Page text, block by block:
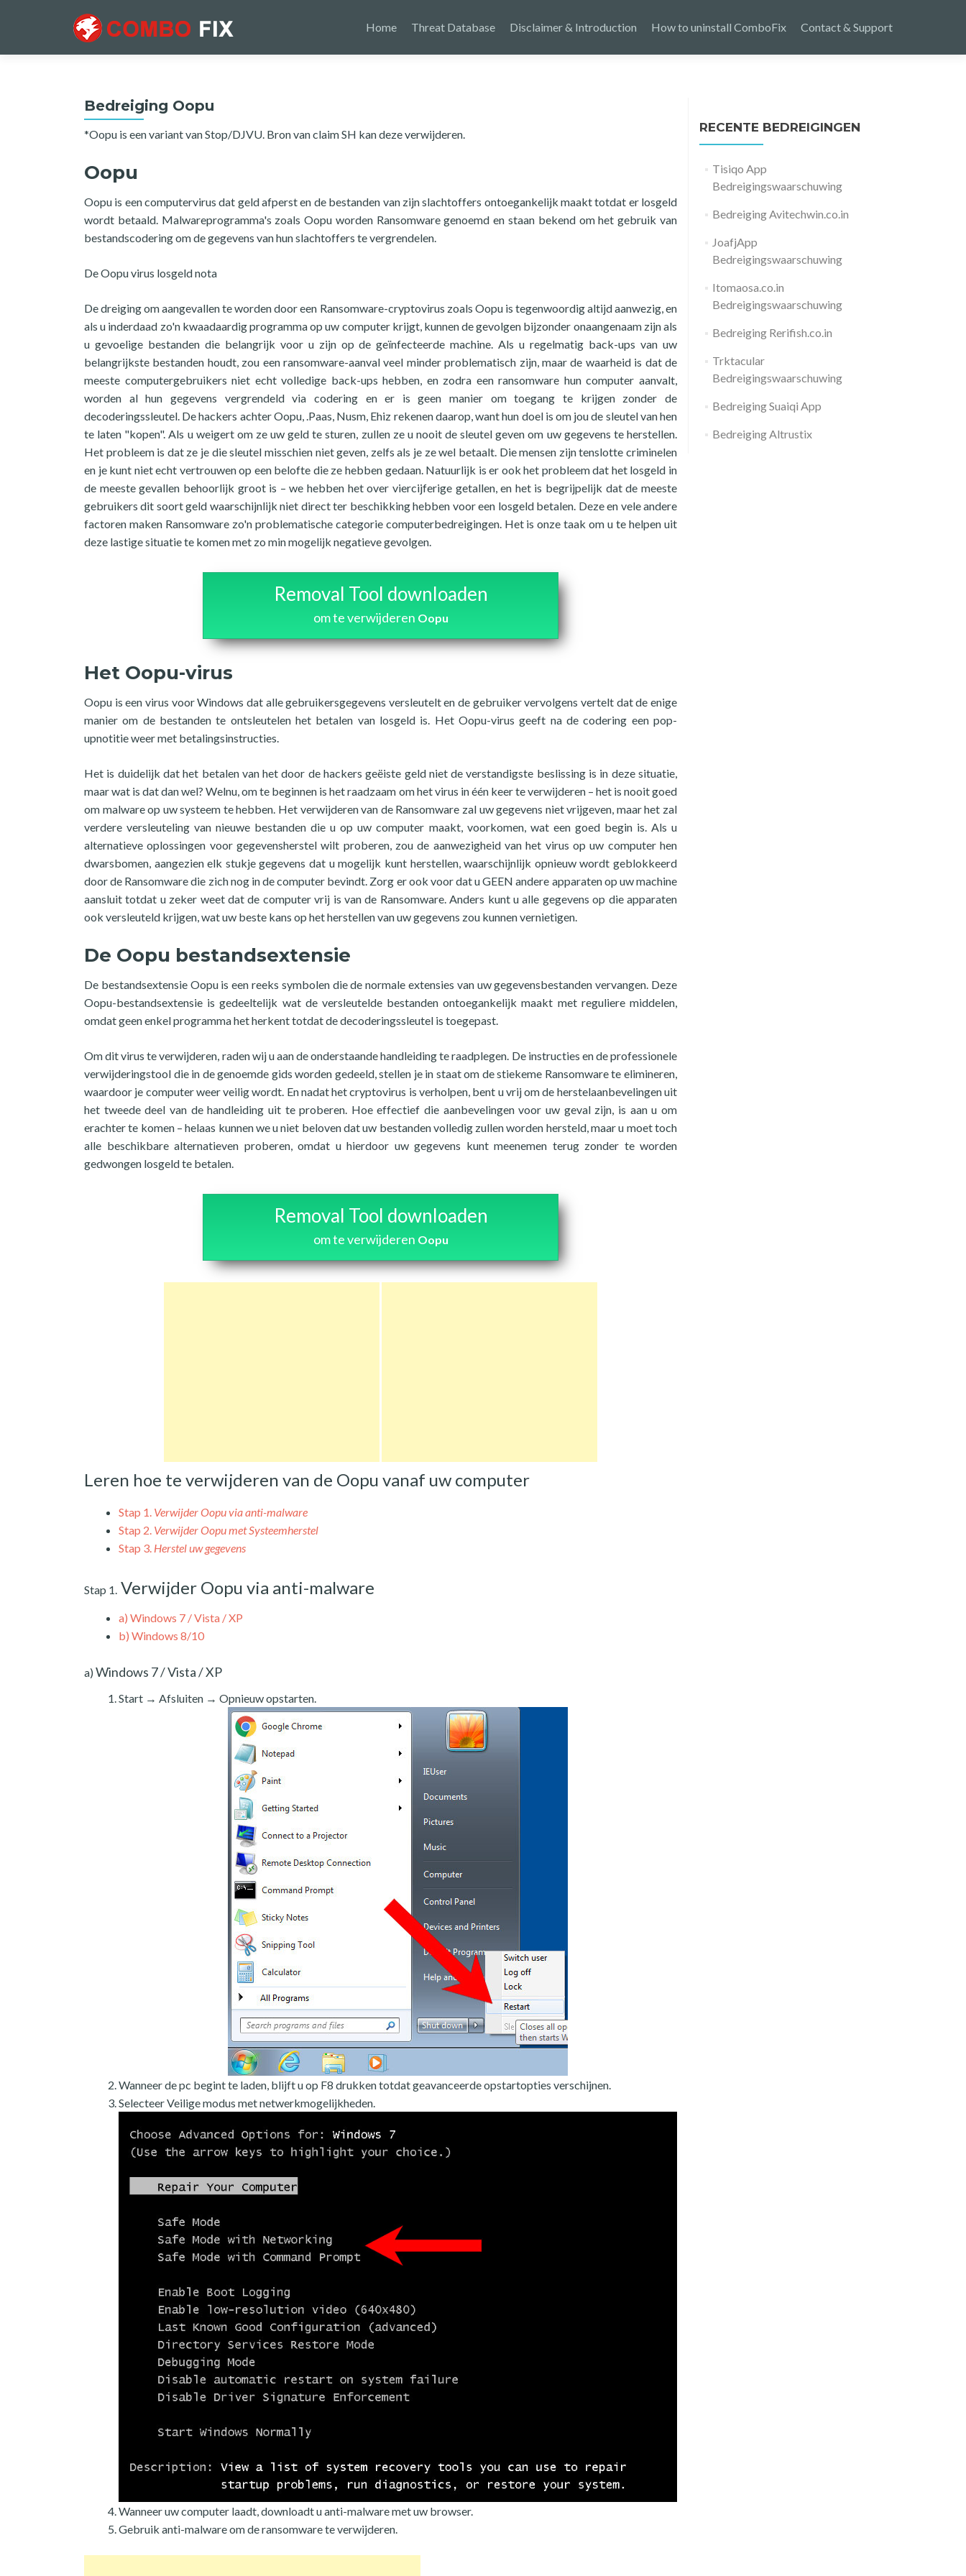
Home Threat Database Disclaimer & Introduction How to uninstall ComboFix Contact & Support
Bedreiging Oopu
*Oopu is een variant van Stop/DJVU. Bron van claim SH kan deze verwijderen.
Oopu
Oopu is een computervirus dat geld afperst en de bestanden van zijn slachtoffers ontoegankelijk maakt totdat er losgeld
wordt betaald. Malwareprogramma's zoals Oopu worden Ransomware genoemd en staan bekend om het gebruik van
bestandscodering om de gegevens van hun slachtoffers te vergrendelen.
De Oopu virus losgeld nota
De dreiging om aangevallen te worden door een Ransomware-cryptovirus zoals Oopu is tegenwoordig altijd aanwezig, en
als u inderdaad zo'n kwaadaardig programma op uw computer krijgt, kunnen de gevolgen bijzonder onaangenaam zijn als
u gevoelige bestanden die belangrijk voor u zijn op de geïnfecteerde machine. Als u regelmatig back-ups van uw
belangrijkste bestanden houdt, zou een ransomware-aanval veel minder problematisch zijn, maar de waarheid is dat de
meeste computergebruikers niet echt volledige back-ups hebben, en zodra een ransomware hun computer aanvalt,
worden al hun gegevens vergrendeld via codering en er is geen manier om toegang te krijgen zonder de
decoderingssleutel. De hackers achter Oopu, .Paas, Nusm, Ehiz rekenen daarop, want hun doel is om jou de sleutel van hen
te laten "kopen". Als u weigert om ze uw geld te sturen, zullen ze u nooit de sleutel geven om uw gegevens te herstellen.
Het probleem is dat ze je die sleutel misschien niet geven, zelfs als je ze wel betaalt. Die mensen zijn tenslotte criminelen
en je kunt niet echt vertrouwen op een belofte die ze hebben gedaan. Natuurlijk is er ook het probleem dat het losgeld in
de meeste gevallen behoorlijk groot is – we hebben het over viercijferige getallen, en het is begrijpelijk dat de meeste
gebruikers dit soort geld waarschijnlijk niet direct ter beschikking hebben voor een losgeld betalen. Deze en vele andere
factoren maken Ransomware zo'n problematische categorie computerbedreigingen. Het is onze taak om u te helpen uit
deze lastige situatie te komen met zo min mogelijk negatieve gevolgen.
Removal Tool downloaden
om te verwijderen Oopu
Het Oopu-virus
Oopu is een virus voor Windows dat alle gebruikersgegevens versleutelt en de gebruiker vervolgens vertelt dat de enige
manier om de bestanden te ontsleutelen het betalen van losgeld is. Het Oopu-virus geeft na de codering een pop-
upnotitie weer met betalingsinstructies.
Het is duidelijk dat het betalen van het door de hackers geëiste geld niet de verstandigste beslissing is in deze situatie,
maar wat is dat dan wel? Welnu, om te beginnen is het raadzaam om het virus in één keer te verwijderen – het is nooit goed
om malware op uw systeem te hebben. Het verwijderen van de Ransomware zal uw gegevens niet vrijgeven, maar het zal
verdere versleuteling van nieuwe bestanden die u op uw computer maakt, voorkomen, wat een goed begin is. Als u
alternatieve oplossingen voor gegevensherstel wilt proberen, zou de aanwezigheid van het virus op uw computer hen
dwarsbomen, aangezien elk stukje gegevens dat u mogelijk kunt herstellen, waarschijnlijk opnieuw wordt geblokkeerd
door de Ransomware die zich nog in de computer bevindt. Zorg er ook voor dat u GEEN andere apparaten op uw machine
aansluit totdat u zeker weet dat de computer vrij is van de Ransomware. Anders kunt u alle gegevens op die apparaten
ook versleuteld krijgen, wat uw beste kans op het herstellen van uw gegevens zou kunnen vernietigen.
De Oopu bestandsextensie
De bestandsextensie Oopu is een reeks symbolen die de normale extensies van uw gegevensbestanden vervangen. Deze
Oopu-bestandsextensie is gedeeltelijk wat de versleutelde bestanden ontoegankelijk maakt met reguliere middelen,
omdat geen enkel programma het herkent totdat de decoderingssleutel is toegepast.
Om dit virus te verwijderen, raden wij u aan de onderstaande handleiding te raadplegen. De instructies en de professionele
verwijderingstool die in de genoemde gids worden gedeeld, stellen je in staat om de stiekeme Ransomware te elimineren,
waardoor je computer weer veilig wordt. En nadat het cryptovirus is verholpen, bent u vrij om de herstelaanbevelingen uit
het tweede deel van de handleiding uit te proberen. Hoe effectief die aanbevelingen voor uw geval zijn, is aan u om
erachter te komen – helaas kunnen we u niet beloven dat uw bestanden volledig zullen worden hersteld, maar u moet toch
alle beschikbare alternatieven proberen, omdat u hierdoor uw gegevens kunt meenemen terug zonder te worden
gedwongen losgeld te betalen.
Removal Tool downloaden
om te verwijderen Oopu
Leren hoe te verwijderen van de Oopu vanaf uw computer
Stap 1. Verwijder Oopu via anti-malware
Stap 2. Verwijder Oopu met Systeemherstel
Stap 3. Herstel uw gegevens
Stap 1. Verwijder Oopu via anti-malware
a) Windows 7 / Vista / XP
b) Windows 8/10
a) Windows 7 / Vista / XP
Start → Afsluiten → Opnieuw opstarten.
Wanneer de pc begint te laden, blijft u op F8 drukken totdat geavanceerde opstartopties verschijnen.
Selecteer Veilige modus met netwerkmogelijkheden.
Wanneer uw computer laadt, downloadt u anti-malware met uw browser.
Gebruik anti-malware om de ransomware te verwijderen.
RECENTE BEDREIGINGEN
Tisiqo App
Bedreigingswaarschuwing
Bedreiging Avitechwin.co.in
JoafjApp
Bedreigingswaarschuwing
Itomaosa.co.in
Bedreigingswaarschuwing
Bedreiging Rerifish.co.in
Trktacular
Bedreigingswaarschuwing
Bedreiging Suaiqi App
Bedreiging Altrustix